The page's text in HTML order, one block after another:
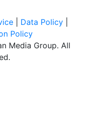
Data Policy
Policy
Media Group. All